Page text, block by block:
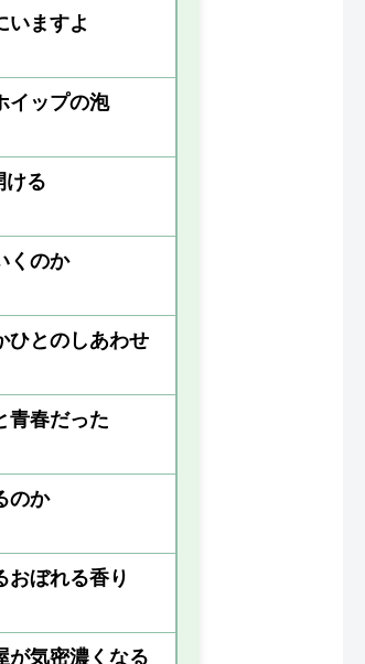
いますよ
イップの泡
ける
くのか
ひとのしあわせ
青春だった
のか
おぼれる香り
が気密濃くなる